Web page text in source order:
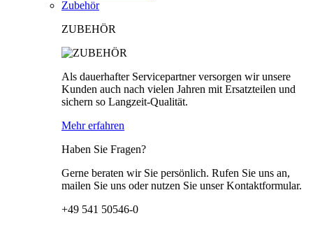
Zubehör
ZUBEHÖR
Als dauerhafter Servicepartner versorgen wir unsere
Kunden auch nach vielen Jahren mit Ersatzteilen und
sichern so Langzeit-Qualität.
Mehr erfahren
Haben Sie Fragen?
Gerne beraten wir Sie persönlich. Rufen Sie uns an,
mailen Sie uns oder nutzen Sie unser Kontaktformular.
+49 541 50546-0